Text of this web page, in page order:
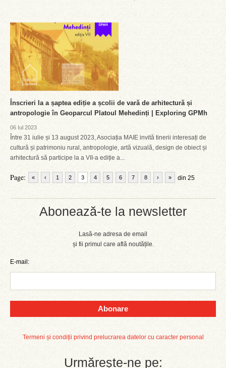
Abonează-te la newsletter
Lasă-ne adresa de email
și fii primul care află noutățile.
E-mail:
Abonare
Termeni și condiții privind prelucrarea datelor cu caracter personal
Urmărește-ne pe:
Înscrieri la a șaptea ediție a școlii de vară de arhitectură și
antropologie în Geoparcul Platoul Mehedinți | Exploring GPMh
06 Iul 2023
Între 31 iulie și 13 august 2023, Asociația MAIE invită tinerii interesați de
cultură și patrimoniu rural, antropologie, artă vizuală, design de obiect și
arhitectură să participe la a VII-a ediție a...
Page: « ‹ 1 2 3 4 5 6 7 8 din 25
› »